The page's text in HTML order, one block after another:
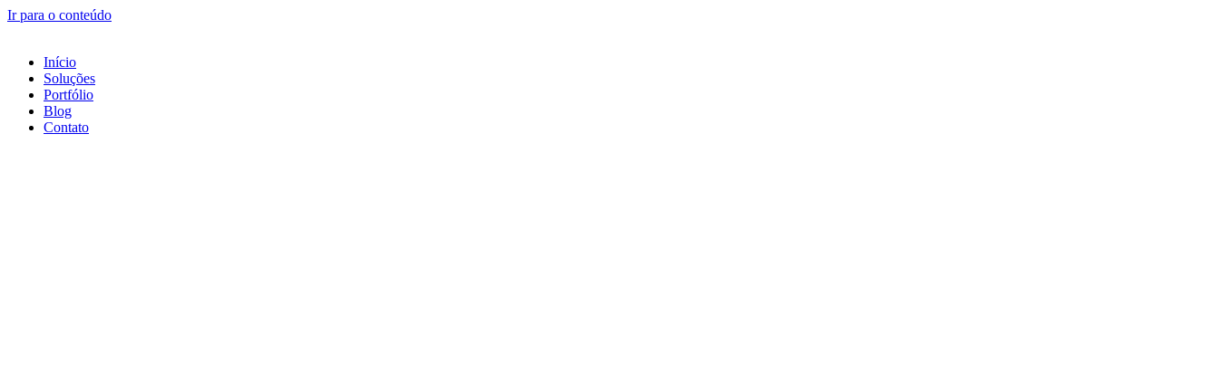
Ir para o conteúdo
Início
Soluções
Portfólio
Blog
Contato